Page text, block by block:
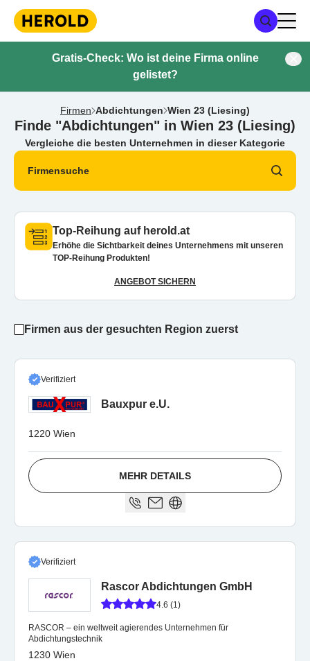
Gratis-Check: Wo ist deine Firma online
gelistet?
Firmen Abdichtungen Wien 23 (Liesing)
Finde "Abdichtungen" in Wien 23 (Liesing)
Vergleiche die besten Unternehmen in dieser Kategorie
Firmensuche
Top-Reihung auf herold.at
Erhöhe die Sichtbarkeit deines Unternehmens mit unseren
TOP-Reihung Produkten!
ANGEBOT SICHERN
Firmen aus der gesuchten Region zuerst
Verifiziert
Bauxpur e.U.
1220 Wien
MEHR DETAILS
Verifiziert
Rascor Abdichtungen GmbH
4.6 (1)
RASCOR – ein weltweit agierendes Unternehmen für
Abdichtungstechnik
1230 Wien